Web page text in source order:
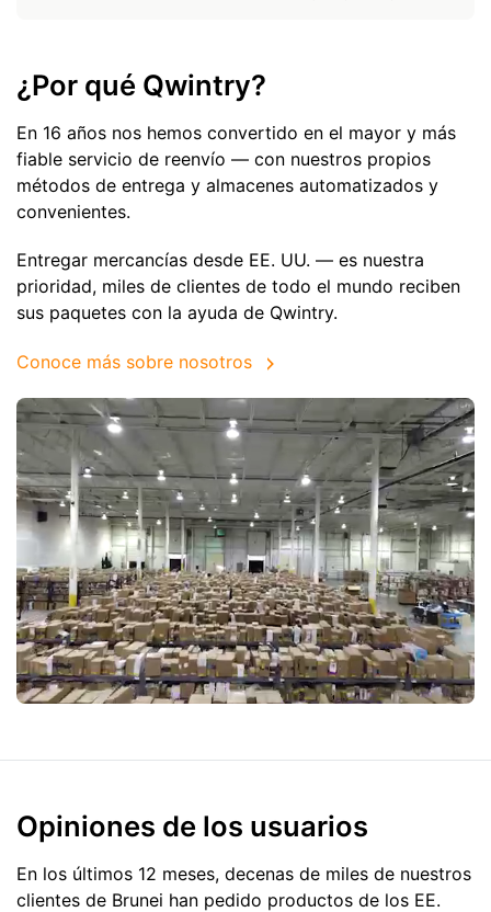
¿Por qué Qwintry?
En 16 años nos hemos convertido en el mayor y más
fiable servicio de reenvío — con nuestros propios
métodos de entrega y almacenes automatizados y
convenientes.
Entregar mercancías desde EE. UU. — es nuestra
prioridad, miles de clientes de todo el mundo reciben
sus paquetes con la ayuda de Qwintry.
Conoce más sobre nosotros
Opiniones de los usuarios
En los últimos 12 meses, decenas de miles de nuestros
clientes de Brunei han pedido productos de los EE.